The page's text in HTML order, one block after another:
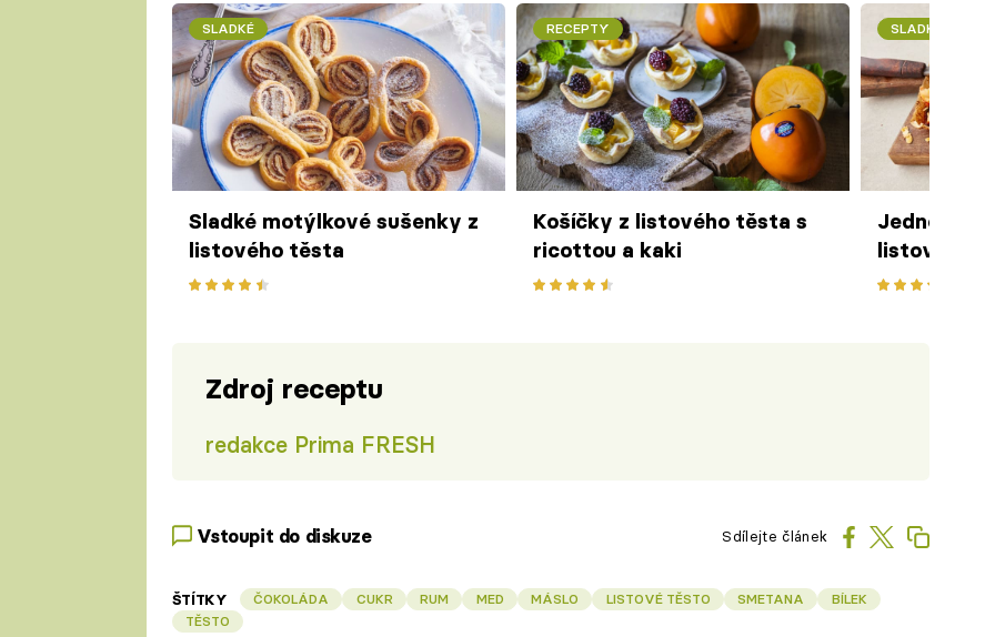
SLADKÉ
Sladké motýlkové sušenky z
listového těsta
RECEPTY
Košíčky z listového těsta s
ricottou a kaki
SLADKÉ
listového
podle
Zdroj receptu
redakce Prima FRESH
Vstoupit do diskuze Sdílejte článek
ŠTÍTKY ČOKOLÁDA CUKR RUM MED MÁSLO LISTOVÉ TĚSTO SMETANA
BÍLEK
TĚSTO